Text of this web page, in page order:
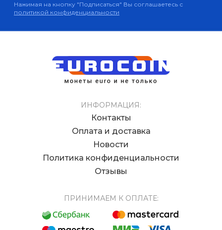
Нажимая на кнопку "Подписаться" Вы соглашаетесь с
политикой конфиденциальности
ИНФОРМАЦИЯ:
Контакты
Оплата и доставка
Новости
Политика конфиденциальности
Отзывы
ПРИНИМАЕМ К ОПЛАТЕ: